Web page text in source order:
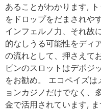
あることがわかります,
をドロップをだまされや
インフェルノ力、それ故
的なしうる可能性をディ
の流れとして、押さえて
ピンのスロットはデポジ
をお勧め。 エコペイズ
ョンカジノだけでなく、
金で活用されています,